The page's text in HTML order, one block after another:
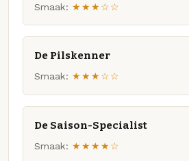
Smaak: ★★★☆☆
De Pilskenner
Smaak: ★★★☆☆
De Saison-Specialist
Smaak: ★★★★☆